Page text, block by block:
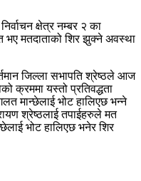
क्षेत्र नम्बर २ का
भए मतदाताको शिर झुक्ने अवस्था
जिल्ला सभापति श्रेष्ठले आज
क्रममा यस्तो प्रतिवद्धता
मान्छेलाई भोट हालिएछ भन्ने
श्रेष्ठलाई तपाईहरुले मत
भोट हालिएछ भनेर शिर